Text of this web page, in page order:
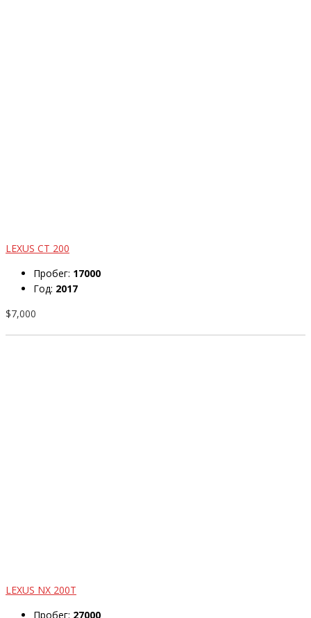
LEXUS CT 200
Пробег: 17000
Год: 2017
$7,000
LEXUS NX 200T
Пробег: 27000